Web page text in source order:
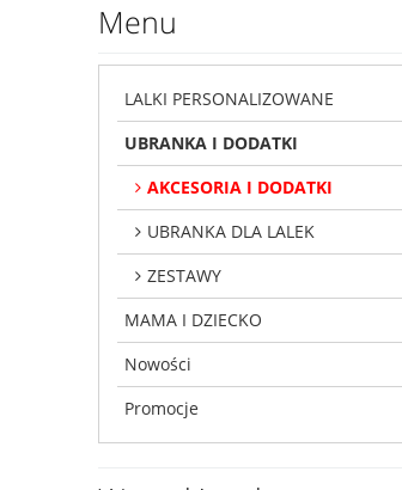
Menu
LALKI PERSONALIZOWANE
UBRANKA I DODATKI
AKCESORIA I DODATKI
UBRANKA DLA LALEK
ZESTAWY
MAMA I DZIECKO
Nowości
Promocje